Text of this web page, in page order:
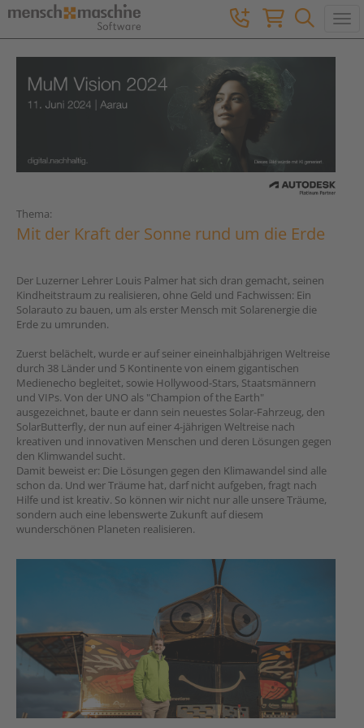
Thema:
Mit der Kraft der Sonne rund um die Erde
Der Luzerner Lehrer Louis Palmer hat sich dran gemacht, seinen
Kindheitstraum zu realisieren, ohne Geld und Fachwissen: Ein
Solarauto zu bauen, um als erster Mensch mit Solarenergie die
Erde zu umrunden.
Zuerst belächelt, wurde er auf seiner eineinhalbjährigen Weltreise
durch 38 Länder und 5 Kontinente von einem gigantischen
Medienecho begleitet, sowie Hollywood-Stars, Staatsmännern
und VIPs. Von der UNO als "Champion of the Earth"
ausgezeichnet, baute er dann sein neuestes Solar-Fahrzeug, den
SolarButterfly, der nun auf einer 4-jährigen Weltreise nach
kreativen und innovativen Menschen und deren Lösungen gegen
den Klimwandel sucht.
Damit beweist er: Die Lösungen gegen den Klimawandel sind alle
schon da. Und wer Träume hat, darf nicht aufgeben, fragt nach
Hilfe und ist kreativ. So können wir nicht nur alle unsere Träume,
sondern auch eine lebenswerte Zukunft auf diesem
wunderschönen Planeten realisieren.